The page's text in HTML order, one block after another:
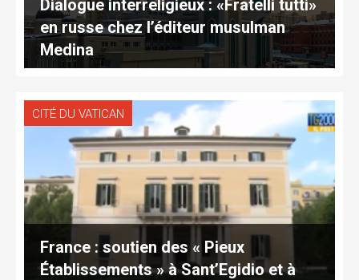
Dialogue interreligieux : «Fratelli tutti»
en russe chez l’éditeur musulman
Medina
CITÉ DU VATICAN
France : soutien des « Pieux
Établissements » à Sant’Egidio et à